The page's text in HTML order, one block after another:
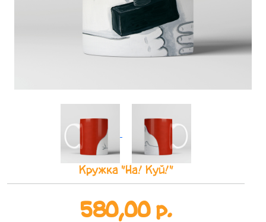
Кружка "На! Куй!"
580,00 р.